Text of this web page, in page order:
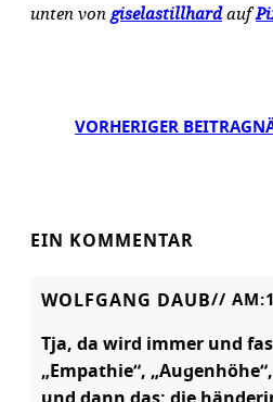
unten von giselastillhardauf
VORHERIGER BEITRAG
EIN KOMMENTAR
WOLFGANG DAUB// AM:
Tja, da wird immer und
„Empathie“,